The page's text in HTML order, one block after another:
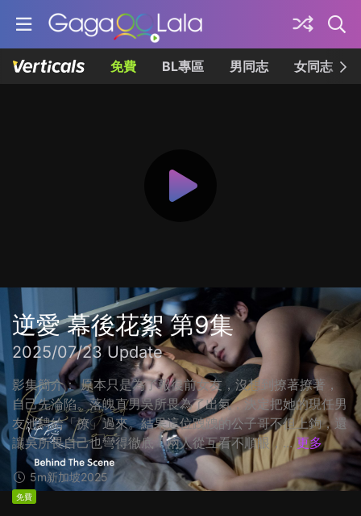
免費 BL專區 男同志 女同志
逆愛 幕後花絮 第9集
2025/07/23 Update
影集簡介： 原本只是為了報復前女友，沒想到撩著撩著，
自己先淪陷。落魄直男吳所畏為了出氣，決定把她的現任男
友池騁給「撩」過來。結果這位跩跩的公子哥不但上鉤，還
讓吳所畏自己也彎得徹底！兩人從互看不順眼，... 更多
5m新加坡2025
免費